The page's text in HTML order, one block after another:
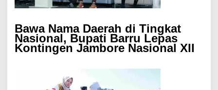
Bawa Nama Daerah di Tingkat
Nasional, Bupati Barru Lepas
Kontingen Jambore Nasional XII